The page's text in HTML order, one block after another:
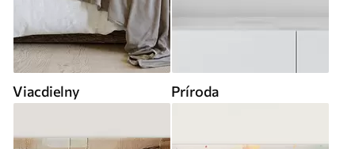
Viacdielny Príroda